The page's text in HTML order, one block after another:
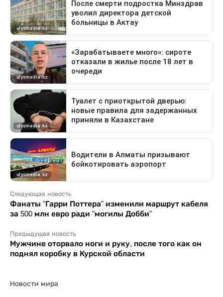
Следующая новость
Фанаты "Гарри Поттера" изменили маршрут кабеля
за 500 млн евро ради "могилы Добби"
Предыдущая новость
Мужчине оторвало ноги и руку, после того как он
поднял коробку в Курской области
Новости мира